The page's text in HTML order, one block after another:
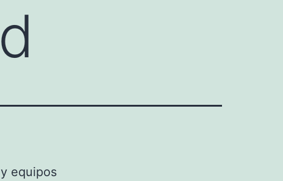
equipos